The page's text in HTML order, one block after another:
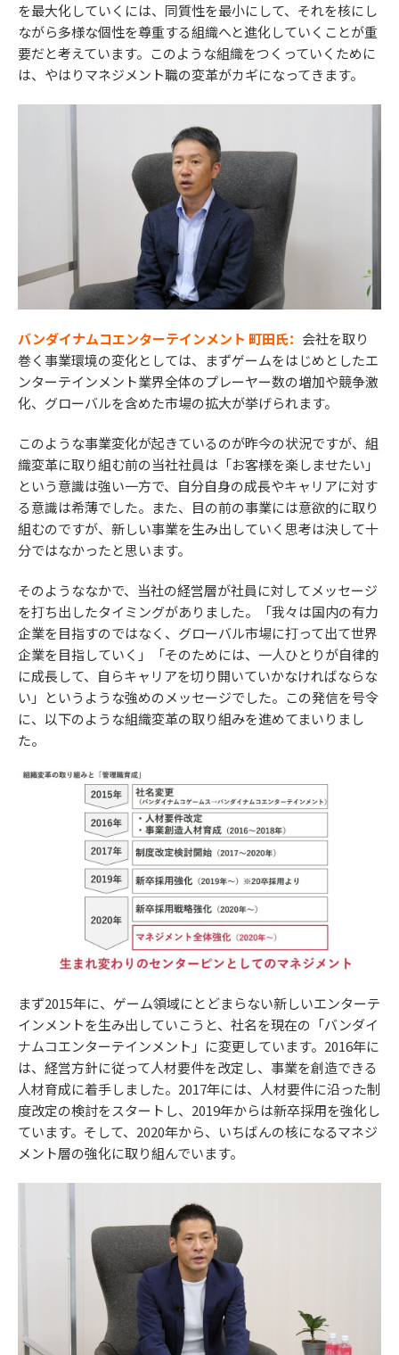
を最大化していくには、同質性を最小にして、それを核にし
ながら多様な個性を尊重する組織へと進化していくことが重
要だと考えています。このような組織をつくっていくために
は、やはりマネジメント職の変革がカギになってきます。
バンダイナムコエンターテインメント 町田氏： 会社を取り
巻く事業環境の変化としては、まずゲームをはじめとしたエ
ンターテインメント業界全体のプレーヤー数の増加や競争激
化、グローバルを含めた市場の拡大が挙げられます。
このような事業変化が起きているのが昨今の状況ですが、組
織変革に取り組む前の当社社員は「お客様を楽しませたい」
という意識は強い一方で、自分自身の成長やキャリアに対す
る意識は希薄でした。また、目の前の事業には意欲的に取り
組むのですが、新しい事業を生み出していく思考は決して十
分ではなかったと思います。
そのようななかで、当社の経営層が社員に対してメッセージ
を打ち出したタイミングがありました。「我々は国内の有力
企業を目指すのではなく、グローバル市場に打って出て世界
企業を目指していく」「そのためには、一人ひとりが自律的
に成長して、自らキャリアを切り開いていかなければならな
い」というような強めのメッセージでした。この発信を号令
に、以下のような組織変革の取り組みを進めてまいりまし
た。
まず2015年に、ゲーム領域にとどまらない新しいエンターテ
インメントを生み出していこうと、社名を現在の「バンダイ
ナムコエンターテインメント」に変更しています。2016年に
は、経営方針に従って人材要件を改定し、事業を創造できる
人材育成に着手しました。2017年には、人材要件に沿った制
度改定の検討をスタートし、2019年からは新卒採用を強化し
ています。そして、2020年から、いちばんの核になるマネジ
メント層の強化に取り組んでいます。